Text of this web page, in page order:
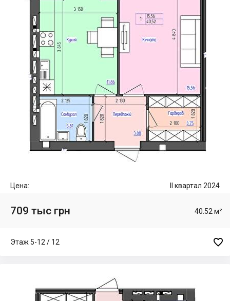
Цена: II квартал 2024
709 тыс грн 40.52 м²
Этаж 5-12 / 12 